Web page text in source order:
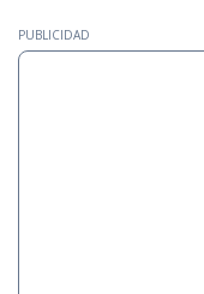
PUBLICIDAD